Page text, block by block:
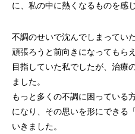
に、私の中に熱くなるものを感
不調のせいで沈んでしまってい
頑張ろうと前向きになってもら
目指していた私でしたが、治療
ました。
もっと多くの不調に困っている
になり、その思いを形にできる
いきました。